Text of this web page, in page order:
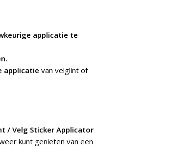
applicatie te
applicatie van velglint of
/ Velg Sticker Applicator
kunt genieten van een